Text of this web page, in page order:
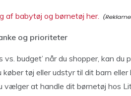
af babytøj og børnetøj her.
og prioriteter
vs. budget’ når du shopper, kan
tøj eller udstyr til dit barn
vælger at handle dit børnetøj hos